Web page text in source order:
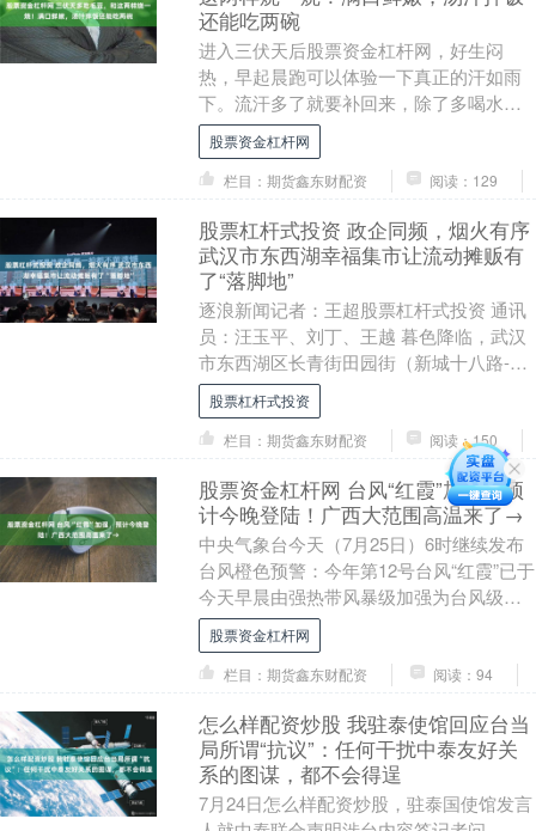
还能吃两碗
进入三伏天后股票资金杠杆网，好生闷
热，早起晨跑可以体验一下真正的汗如雨
下。流汗多了就要补回来，除了多喝水还
要多吃一些含钾的食物，比如夏季的毛豆
就很不错。 夏季随....
股票资金杠杆网
栏目：期货鑫东财配资
阅读：129
股票杠杆式投资 政企同频，烟火有序
武汉市东西湖幸福集市让流动摊贩有
了“落脚地”
逐浪新闻记者：王超股票杠杆式投资 通讯
员：汪玉平、刘丁、王越 暮色降临，武汉
市东西湖区长青街田园街（新城十八路-新
城十九路段）彩色集装箱次第亮起暖灯，
美食香气伴....
股票杠杆式投资
栏目：期货鑫东财配资
阅读：150
股票资金杠杆网 台风“红霞”加强，预
计今晚登陆！广西大范围高温来了→
中央气象台今天（7月25日）6时继续发布
台风橙色预警：今年第12号台风“红霞”已于
今天早晨由强热带风暴级加强为台风级股
票资金杠杆网，早晨5点钟其中心位于广东
汕尾....
股票资金杠杆网
栏目：期货鑫东财配资
阅读：94
怎么样配资炒股 我驻泰使馆回应台当
局所谓“抗议”：任何干扰中泰友好关
系的图谋，都不会得逞
7月24日怎么样配资炒股，驻泰国使馆发言